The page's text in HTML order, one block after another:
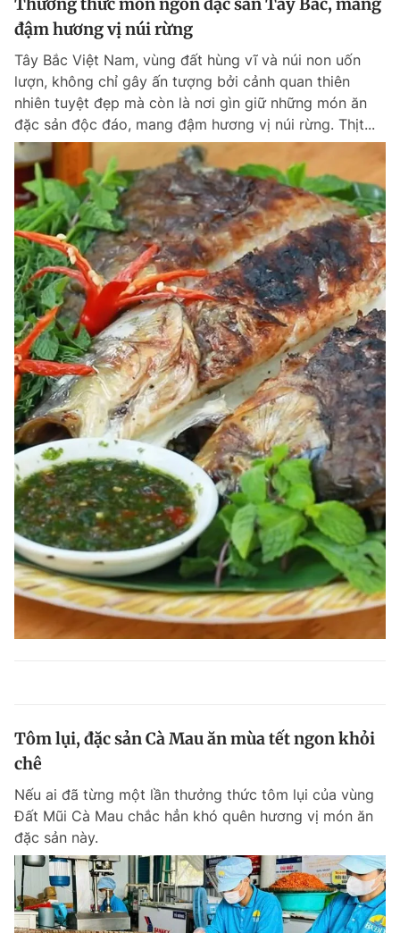
Thưởng thức món ngon đặc sản Tây Bắc, mang
đậm hương vị núi rừng
Tây Bắc Việt Nam, vùng đất hùng vĩ và núi non uốn
lượn, không chỉ gây ấn tượng bởi cảnh quan thiên
nhiên tuyệt đẹp mà còn là nơi gìn giữ những món ăn
đặc sản độc đáo, mang đậm hương vị núi rừng. Thịt...
Tôm lụi, đặc sản Cà Mau ăn mùa tết ngon khỏi
chê
Nếu ai đã từng một lần thưởng thức tôm lụi của vùng
Đất Mũi Cà Mau chắc hẳn khó quên hương vị món ăn
đặc sản này.